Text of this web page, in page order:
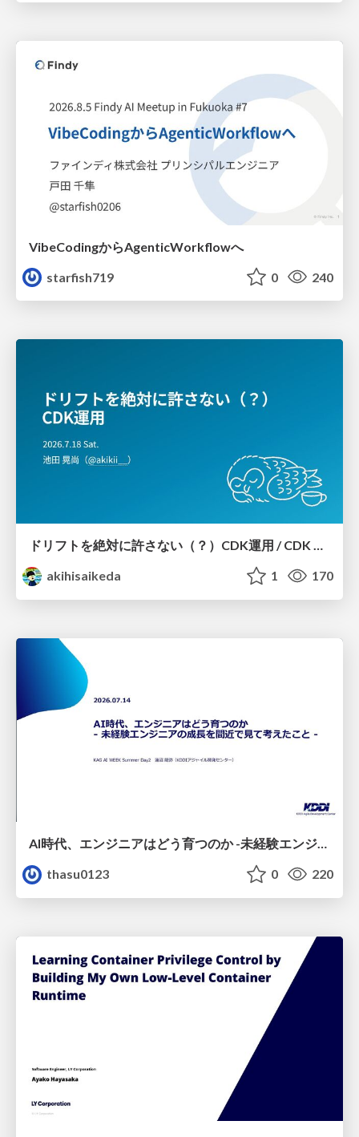
VibeCodingからAgenticWorkflowへ
starfish719
0 240
ドリフトを絶対に許さない（？）CDK運用 / CDK Ops with Zero Tolerance for Drifts (?)
akihisaikeda
1 170
AI時代、エンジニアはどう育つのか -未経験エンジニアの成長を間近で見て考えたこと-
thasu0123
0 220